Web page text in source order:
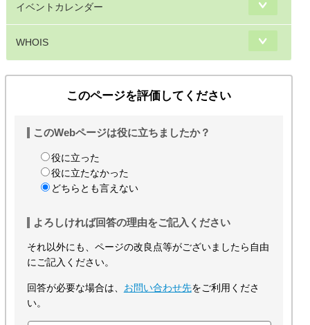
イベントカレンダー
WHOIS
このページを評価してください
このWebページは役に立ちましたか？
役に立った
役に立たなかった
どちらとも言えない
よろしければ回答の理由をご記入ください
それ以外にも、ページの改良点等がございましたら自由
にご記入ください。
回答が必要な場合は、 お問い合わせ先をご利用くださ
い。